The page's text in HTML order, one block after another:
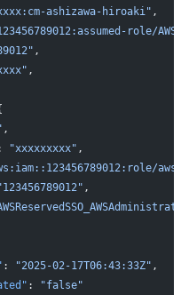
ashizawa-hiroaki" ,
role/
,
,
,
"xxxxxxxxx" ,
aws-
,
: "2025-02-17T06:43:33Z" ,
:
"false"